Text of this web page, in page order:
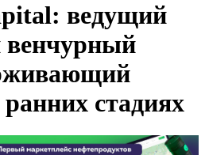
ведущий
венчурный
стадиях